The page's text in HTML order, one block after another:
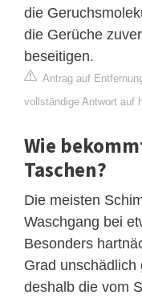
die
die Gerüche
beseitigen.
Antrag auf
vollständige Antwort auf
Wie
Taschen?
Die meisten
Waschgang bei
Besonders
Grad unschädlich
deshalb die vom